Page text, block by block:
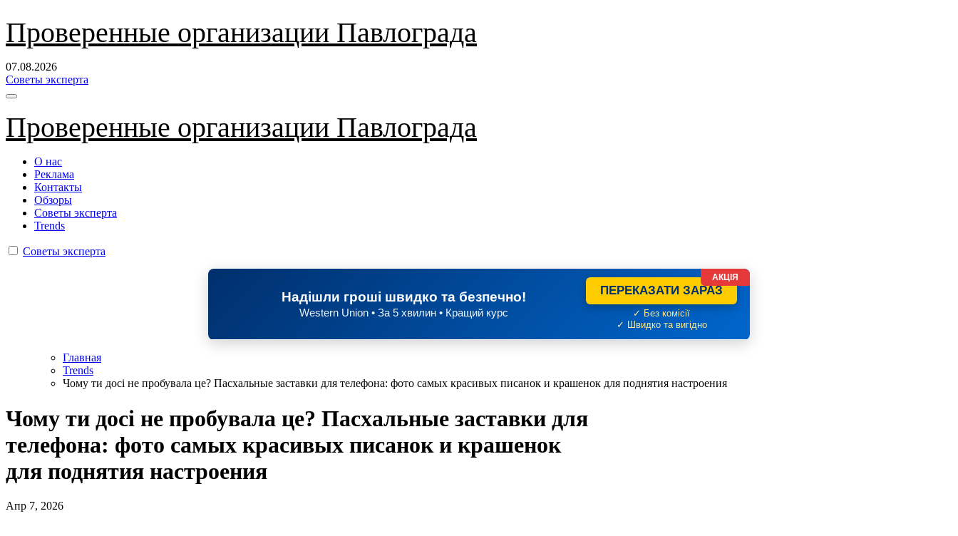
Перейти
содержанию
Проверенные организации Павлограда
07.08.2026
Советы эксперта
Проверенные организации Павлограда
О нас
Реклама
Контакты
Обзоры
Советы эксперта
Trends
Советы эксперта
Надішли гроші швидко та безпечно!
Western Union • За 5 хвилин • Кращий курс
ПЕРЕКАЗАТИ ЗАРАЗ
✓ Без комісії
✓ Швидко та вигідно
АКЦІЯ
Главная
Trends
Чому ти досі не пробувала це? Пасхальные заставки для телефона: фото самых красивых писанок и крашенок для поднятия настроения
Чому ти досі не пробувала це? Пасхальные заставки для
телефона: фото самых красивых писанок и крашенок
для поднятия настроения
Апр 7, 2026